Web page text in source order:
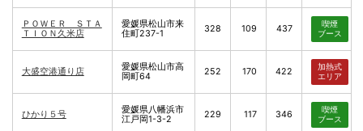
ＰＯＷＥＲ ＳＴＡ
ＴＩＯＮ久米店
愛媛県松山市来
住町237-1
328 109 437
喫煙
ブース
大盛空港通り店
愛媛県松山市高
岡町64
252 170 422
加熱式
エリア
ひかり５号
愛媛県八幡浜市
江戸岡1-3-2
229 117 346
喫煙
ブース